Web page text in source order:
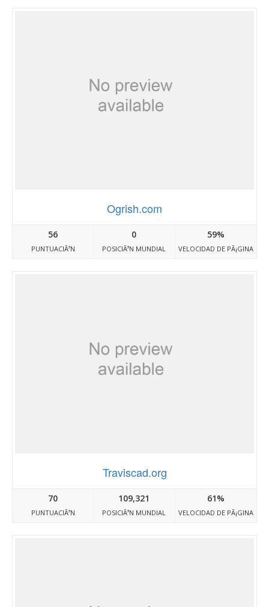
Ogrish.com
56
PUNTUACIÃ³N
0
POSICIÃ³N MUNDIAL
59%
VELOCIDAD DE PÃ¡GINA
Traviscad.org
70
PUNTUACIÃ³N
109,321
POSICIÃ³N MUNDIAL
61%
VELOCIDAD DE PÃ¡GINA